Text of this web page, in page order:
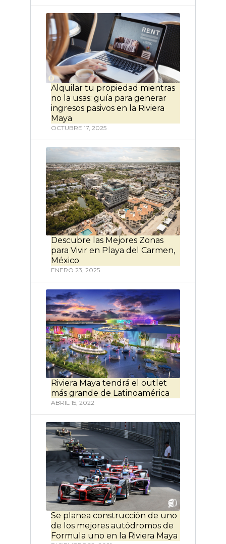
Alquilar tu propiedad mientras
no la usas: guía para generar
ingresos pasivos en la Riviera
Maya
OCTUBRE 17, 2025
Descubre las Mejores Zonas
para Vivir en Playa del Carmen,
México
ENERO 23, 2025
Riviera Maya tendrá el outlet
más grande de Latinoamérica
ABRIL 15, 2022
Se planea construcción de uno
de los mejores autódromos de
Formula uno en la Riviera Maya